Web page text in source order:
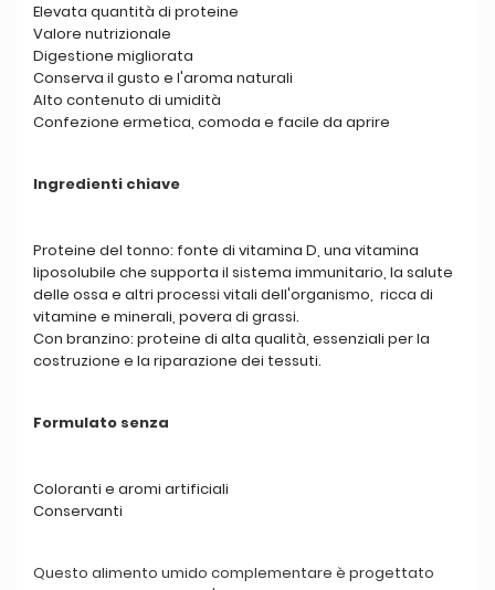
Elevata quantità di proteine
Valore nutrizionale
Digestione migliorata
Conserva il gusto e l'aroma naturali
Alto contenuto di umidità
Confezione ermetica, comoda e facile da aprire
Ingredienti chiave
Proteine del tonno: fonte di vitamina D, una vitamina
liposolubile che supporta il sistema immunitario, la salute
delle ossa e altri processi vitali dell'organismo, ricca di
vitamine e minerali, povera di grassi.
Con branzino: proteine di alta qualità, essenziali per la
costruzione e la riparazione dei tessuti.
Formulato senza
Coloranti e aromi artificiali
Conservanti
Questo alimento umido complementare è progettato